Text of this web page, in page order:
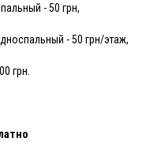
- 50 грн,
- 50 грн/этаж,
грн.